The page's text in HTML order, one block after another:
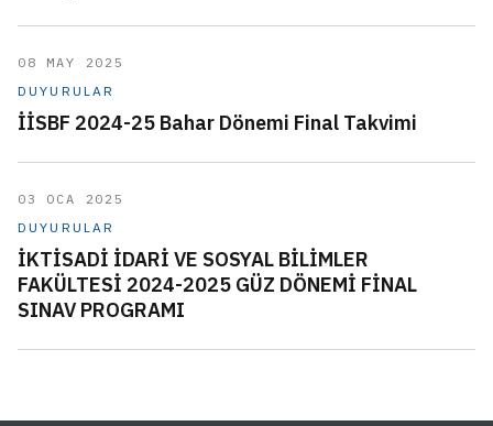
08 MAY 2025
DUYURULAR
İİSBF 2024-25 Bahar Dönemi Final Takvimi
03 OCA 2025
DUYURULAR
İKTİSADİ İDARİ VE SOSYAL BİLİMLER
FAKÜLTESİ 2024-2025 GÜZ DÖNEMİ FİNAL
SINAV PROGRAMI